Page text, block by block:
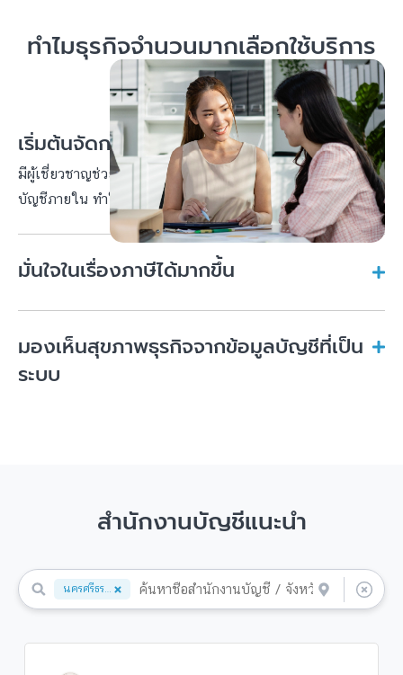
ทำไมธุรกิจจำนวนมากเลือกใช้บริการ
สำนักงานบัญชี
เริ่มต้นจัดการบัญชีได้ทันที
มีผู้เชี่ยวชาญช่วยดูแลบัญชีให้ตั้งแต่วันแรกโดยไม่ต้องจัดตั้งทีม
บัญชีภายใน ทำให้เริ่มต้นได้ง่ายและคล่องตัว
มั่นใจในเรื่องภาษีได้มากขึ้น
มองเห็นสุขภาพธุรกิจจากข้อมูลบัญชีที่เป็น
ระบบ
สำนักงานบัญชีแนะนำ
นครศรีธรรมราช